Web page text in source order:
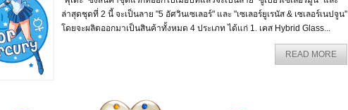
ล่าสุดชุดที่ 2 นี้ จะเป็นลาย "5 อัศวินเซเลอร์" และ "เซเลอร์ยูเรนัส & เซเลอร์เนปจูน"
โดยจะผลิตออกมาเป็นสินค้าทั้งหมด 4 ประเภท ได้แก่ 1. เคส Hybrid Glass...
READ MORE